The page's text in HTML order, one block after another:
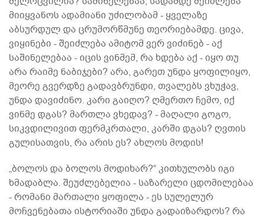
მიიყვანოს ადამიანი უძილობამ - ყველაზე
აბსურდულ და ცრუმორწმუნე თეორიებამდე. ცივა,
ვიყინები - შეიძლება ამიტომ ვერ ვიძინებ - აქ
საშინელებაა - იცის ვინმემ, რა ხდება აქ - იყო თუ
არა რაიმე ნაბიჯები? არა, გარეთ უნდა ყოფილიყო,
მეორე გვერდზე გადავბრუნდი, თვალებს ვხუჭავ,
უნდა დავიძინო. კარი გაიღო? ღმერთო ჩემო, იქ
ვინმე დგას? მართლა ვხედავ? - მაღალი გოგო,
სიკვდილივით ფერმკრთალი, კარში დგას? ღვთის
გულისათვის, რა არის ეს? ახლოს მოდის!
„ბოლოს და ბოლოს მოდიხარ?“ კითხულობს იგი
ხმადაბლა. შეუძლებელია - საზარელი ცდომილებაა
- რომანი მართალი ყოფილა - ეს სულელურ
მოჩვენებათა ისტორიაში უნდა გადაიზარდოს? რა